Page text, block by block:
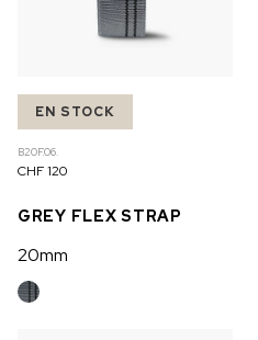
EN STOCK
B20F.06.
CHF 120
GREY FLEX STRAP
20mm